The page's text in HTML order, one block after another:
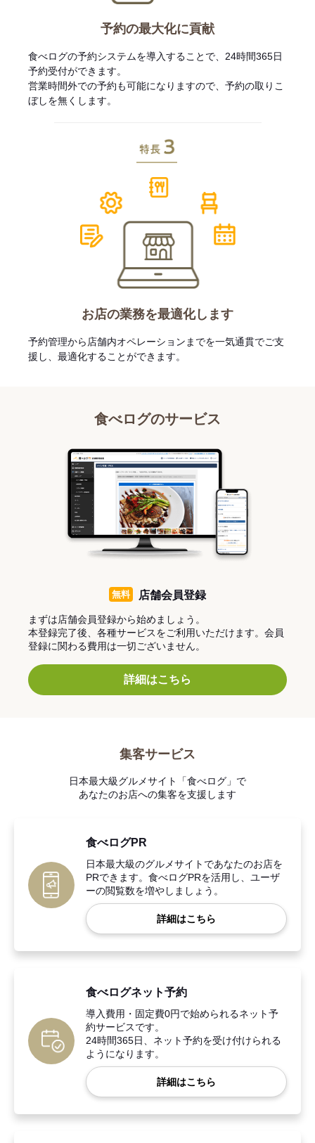
予約の最大化に貢献
食べログの予約システムを導入することで、24時間365日
予約受付ができます。
営業時間外での予約も可能になりますので、予約の取りこ
ぼしを無くします。
お店の業務を最適化します
予約管理から店舗内オペレーションまでを一気通貫でご支
援し、最適化することができます。
食べログのサービス
無料 店舗会員登録
まずは店舗会員登録から始めましょう。
本登録完了後、各種サービスをご利用いただけます。会員
登録に関わる費用は一切ございません。
詳細はこちら
集客サービス
日本最大級グルメサイト「食べログ」で
あなたのお店への集客を支援します
食べログPR
日本最大級のグルメサイトであなたのお店を
PRできます。食べログPRを活用し、ユーザ
ーの閲覧数を増やしましょう。
詳細はこちら
食べログネット予約
導入費用・固定費0円で始められるネット予
約サービスです。
24時間365日、ネット予約を受け付けられる
ようになります。
詳細はこちら